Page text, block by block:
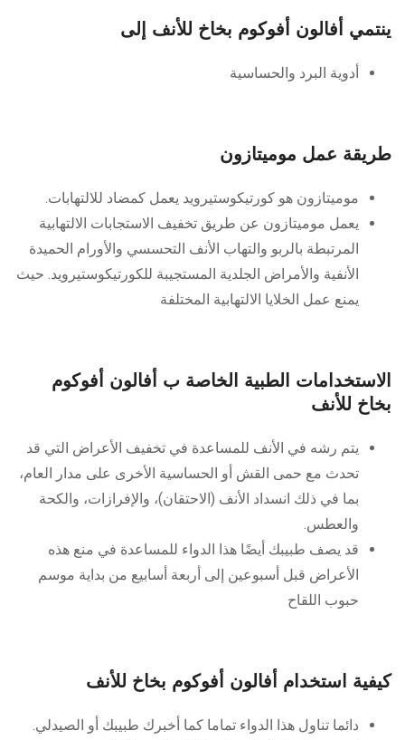
ينتمي أفالون أفوكوم بخاخ للأنف إلى
أدوية البرد والحساسية
طريقة عمل موميتازون
موميتازون هو كورتيكوستيرويد يعمل كمضاد للالتهابات.
يعمل موميتازون عن طريق تخفيف الاستجابات الالتهابية
المرتبطة بالربو والتهاب الأنف التحسسي والأورام الحميدة
الأنفية والأمراض الجلدية المستجيبة للكورتيكوستيرويد. حيث
يمنع عمل الخلايا الالتهابية المختلفة
الاستخدامات الطبية الخاصة ب أفالون أفوكوم
بخاخ للأنف
يتم رشه في الأنف للمساعدة في تخفيف الأعراض التي قد
تحدث مع حمى القش أو الحساسية الأخرى على مدار العام،
بما في ذلك انسداد الأنف (الاحتقان)، والإفرازات، والكحة
والعطس.
قد يصف طبيبك أيضًا هذا الدواء للمساعدة في منع هذه
الأعراض قبل أسبوعين إلى أربعة أسابيع من بداية موسم
حبوب اللقاح
كيفية استخدام أفالون أفوكوم بخاخ للأنف
دائما تناول هذا الدواء تماما كما أخبرك طبيبك أو الصيدلي.